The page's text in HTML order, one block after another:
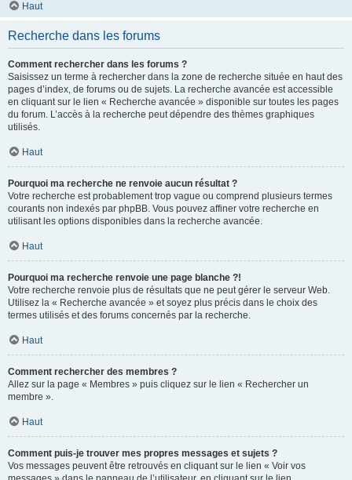
Haut
Recherche dans les forums
Comment rechercher dans les forums ?
Saisissez un terme à rechercher dans la zone de recherche située en haut des
pages d’index, de forums ou de sujets. La recherche avancée est accessible
en cliquant sur le lien « Recherche avancée » disponible sur toutes les pages
du forum. L’accès à la recherche peut dépendre des thèmes graphiques
utilisés.
Haut
Pourquoi ma recherche ne renvoie aucun résultat ?
Votre recherche est probablement trop vague ou comprend plusieurs termes
courants non indexés par phpBB. Vous pouvez affiner votre recherche en
utilisant les options disponibles dans la recherche avancée.
Haut
Pourquoi ma recherche renvoie une page blanche ?!
Votre recherche renvoie plus de résultats que ne peut gérer le serveur Web.
Utilisez la « Recherche avancée » et soyez plus précis dans le choix des
termes utilisés et des forums concernés par la recherche.
Haut
Comment rechercher des membres ?
Allez sur la page « Membres » puis cliquez sur le lien « Rechercher un
membre ».
Haut
Comment puis-je trouver mes propres messages et sujets ?
Vos messages peuvent être retrouvés en cliquant sur le lien « Voir vos